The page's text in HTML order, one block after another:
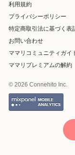
利用規約
プライバシーポリシー
特定商取引法に基づく表
お問い合わせ
ママリコミュニティガイ
ママリプレミアムの解約
© 2026 Connehito Inc.